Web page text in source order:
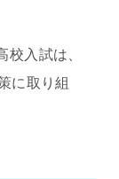
入試は、
に取り組